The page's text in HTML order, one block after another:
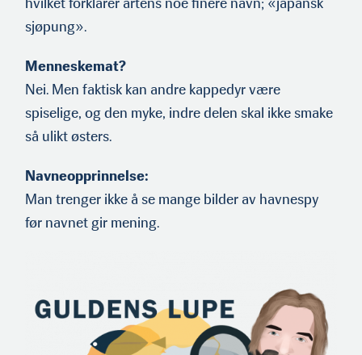
sjøpung».
Menneskemat?
Nei. Men faktisk kan andre kappedyr være
spiselige, og den myke, indre delen skal ikke smake
så ulikt østers.
Navneopprinnelse:
Man trenger ikke å se mange bilder av havnespy
før navnet gir mening.